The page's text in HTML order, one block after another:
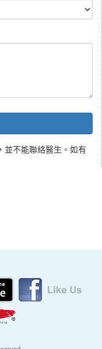
並不能聯絡醫生。如有